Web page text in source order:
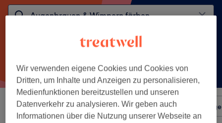
Sortieren nach Beliebiger Preis Salons
Wir verwenden eigene Cookies und Cookies von
Dritten, um Inhalte und Anzeigen zu personalisieren,
Medienfunktionen bereitzustellen und unseren
Datenverkehr zu analysieren. Wir geben auch
Informationen über die Nutzung unserer Webseite an